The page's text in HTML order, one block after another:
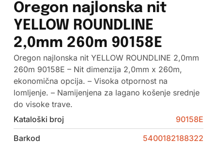
Oregon najlonska nit
YELLOW ROUNDLINE
2,0mm 260m 90158E
Oregon najlonska nit YELLOW ROUNDLINE 2,0mm
260m 90158E – Nit dimenzija 2,0mm x 260m,
ekonomična opcija. – Visoka otpornost na
lomljenje. – Namijenjena za lagano košenje srednje
do visoke trave.
Kataloški broj
90158E
Barkod
5400182188322